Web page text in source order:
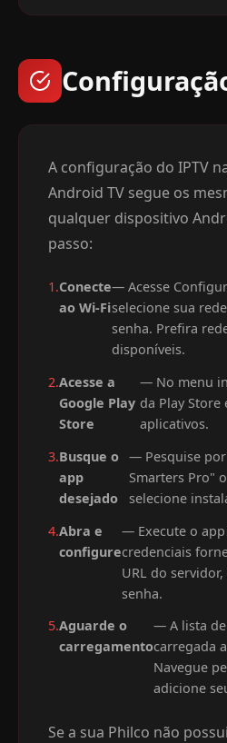
A configuração do IPTV
Android TV segue os
qualquer dispositivo
passo:
1.Conecte
ao Wi-Fi
— Acesse
selecione sua
senha. Prefira
disponíveis.
2.Acesse a
Google Play
Store
— No menu
da Play Store
aplicativos.
3.Busque o
app
desejado
— Pesquise por
Smarters Pro"
selecione
4.Abra e
configure
— Execute o
credenciais
URL do
senha.
5.Aguarde o
carregamento
— A lista de
carregada
Navegue
adicione
Se a sua Philco não